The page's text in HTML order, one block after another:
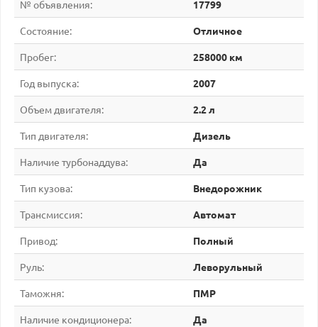
№ объявления: 17799
Состояние: Отличное
Пробег: 258000 км
Год выпуска: 2007
Объем двигателя: 2.2 л
Тип двигателя: Дизель
Наличие турбонаддува: Да
Тип кузова: Внедорожник
Трансмиссия: Автомат
Привод: Полный
Руль: Леворульный
Таможня: ПМР
Наличие кондиционера: Да